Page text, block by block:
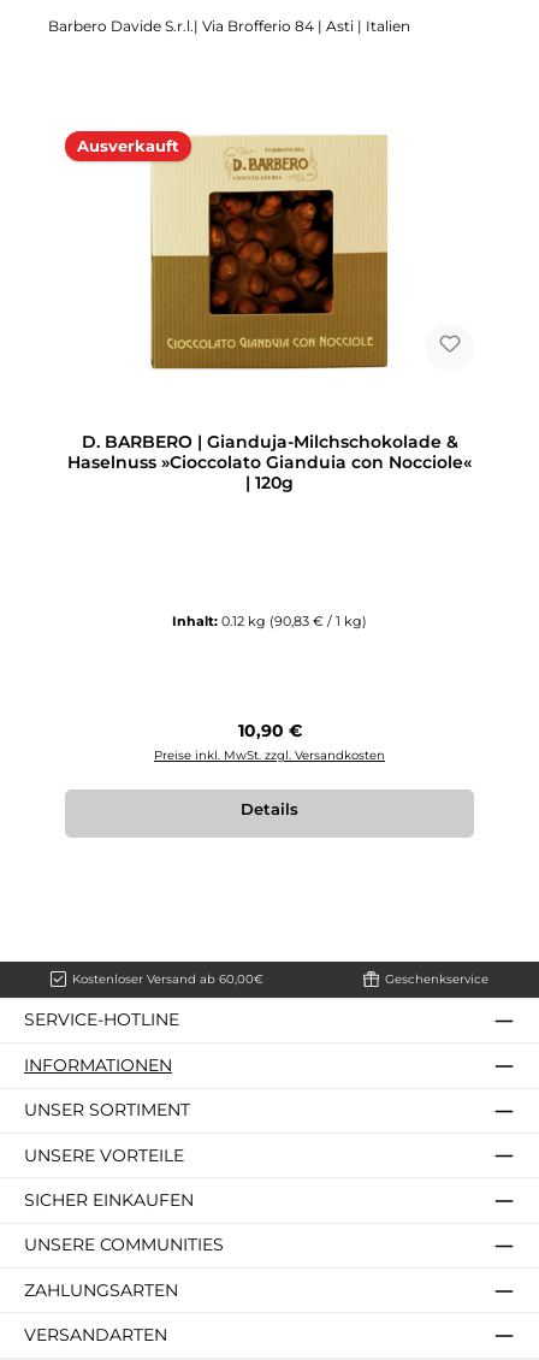
Barbero Davide S.r.l.| Via Brofferio 84 | Asti | Italien
Ausverkauft
D. BARBERO | Gianduja-Milchschokolade &
Haselnuss »Cioccolato Gianduia con Nocciole«
| 120g
Inhalt: 0.12 kg (90,83 € / 1 kg)
Regulärer Preis:
10,90 €
Preise inkl. MwSt. zzgl. Versandkosten
Details
Kostenloser Versand ab 60,00€ Geschenkservice
SERVICE-HOTLINE
INFORMATIONEN
UNSER SORTIMENT
UNSERE VORTEILE
SICHER EINKAUFEN
UNSERE COMMUNITIES
ZAHLUNGSARTEN
VERSANDARTEN